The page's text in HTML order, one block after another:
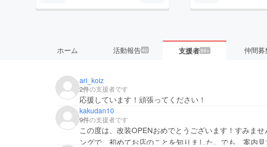
ホーム 活動報告40 支援者99+ 仲間募
ari_koiz
2件の支援者です
応援しています！頑張ってください！
kakudan10
9件の支援者です
この度は、改装OPENおめでとうございます！すみま
ングで、初めてお店のことを知りました。でも、案内